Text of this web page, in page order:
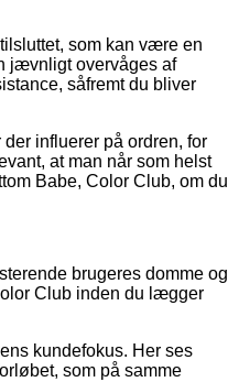
som kan være en
jævnligt overvåges af
såfremt du bliver
influerer på ordren, for
at man når som helst
Babe, Color Club, om du
brugeres domme og
Club inden du lægger
kundefokus. Her ses
som på samme